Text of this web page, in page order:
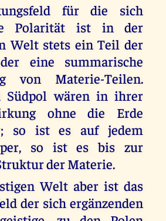
für die sich
Polarität ist in der
Welt stets ein Teil der
eine summarische
von Materie-Teilen.
Südpol wären in ihrer
ohne die Erde
so ist es auf jedem
so ist es bis zur
der Materie.
Welt aber ist das
der sich ergänzenden